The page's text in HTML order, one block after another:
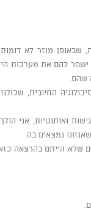
שבאופן מוזר לא
ישפר להם את מערכות
שהם.
החיובית,
ואותנטיות, אני
נמצאים בה.
שלא הייתם בהרצאה